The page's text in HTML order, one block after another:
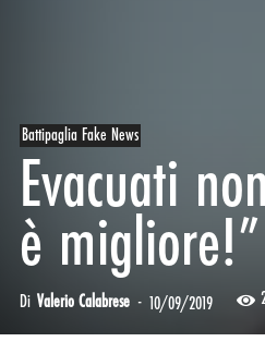
Battipaglia Fake News
Evacuati
è migliore!”
Di Valerio Calabrese - 10/09/2019